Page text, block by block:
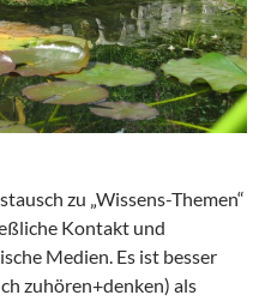
zu „Wissens-Themen“
Kontakt und
Medien. Es ist besser
zuhören+denken) als